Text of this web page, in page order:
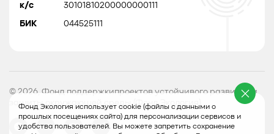
Фонд Экология использует cookie (файлы с данными о
прошлых посещениях сайта) для персонализации сервисов и
удобства пользователей. Вы можете запретить сохранение
к/с 30101810200000000111
БИК 044525111
© 2026, Фонд поддержкипроектов устойчивого развития и
защиты окружающей среды (Фонд Экология)